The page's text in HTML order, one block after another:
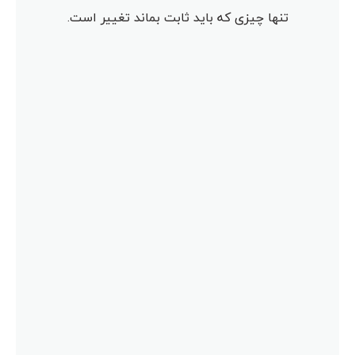
تنها چیزی که باید ثابت بماند تغییر است.